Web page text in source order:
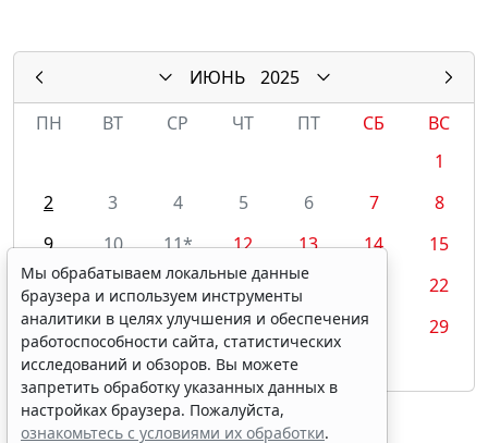
ИЮНЬ
2025
ПН
ВТ СР ЧТ ПТ СБ
ВС
1
2
3 4 5 6 7
8
9
10 11* 12 13 14
15
16
17 18 19 20
22
23
24 25 26 27 28
29
30
Мы обрабатываем локальные данные
браузера и используем инструменты
аналитики в целях улучшения и обеспечения
работоспособности сайта, статистических
исследований и обзоров. Вы можете
запретить обработку указанных данных в
настройках браузера. Пожалуйста,
ознакомьтесь с условиями их обработки.